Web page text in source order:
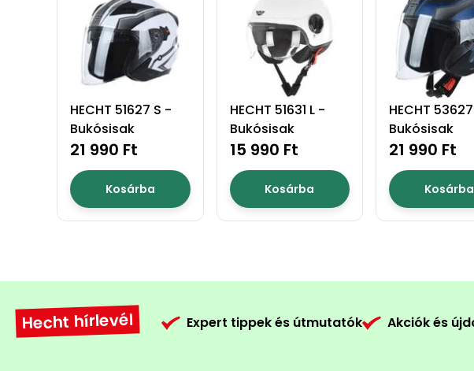
HECHT 51627 S -
Bukósisak
21 990 Ft
Kosárba
HECHT 51631 L -
Bukósisak
15 990 Ft
Kosárba
HECHT
Bukósisak
21 990 Ft
Kosárba
Hecht hírlevél Expert tippek és útmutatók Akciók és